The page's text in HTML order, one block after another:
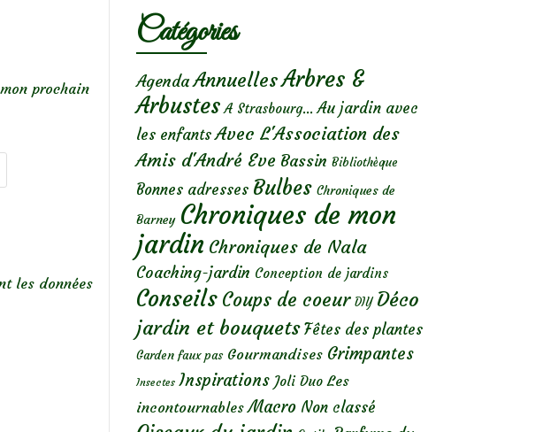
prochain
les données
Catégories
Agenda AnnuellesArbres &
Arbustes A Strasbourg... Au jardin avec
les enfants Avec L'Association des
Amis d'André Eve Bassin Bibliothèque
Bonnes adresses Bulbes Chroniques de
Barney Chroniques de mon
jardin Chroniques de Nala
Coaching-jardin Conception de jardins
Conseils Coups de coeur DIY Déco
jardin et bouquets Fêtes des plantes
Garden faux pas Gourmandises Grimpantes
Insectes Inspirations Joli Duo Les
incontournables Macro Non classé